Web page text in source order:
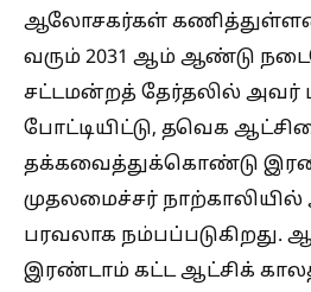
ஆலோசகர்கள்
வரும் 2031 ஆம் ஆண்டு
சட்டமன்றத் தேர்தலில் அவர்
போட்டியிட்டு, தவெக
தக்கவைத்துக்கொண்டு
முதலமைச்சர்
பரவலாக நம்பப்படுகிறது.
இரண்டாம் கட்ட ஆட்சிக்